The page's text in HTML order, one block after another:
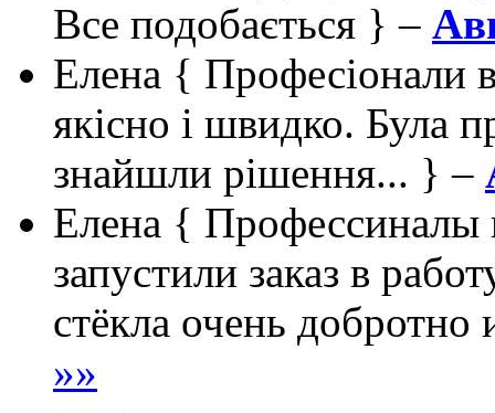
Все подобається } –
Елена { Професіонали
якісно і швидко. Була
знайшли рішення... } –
Елена { Профессиналы
запустили заказ в
стёкла очень
»»